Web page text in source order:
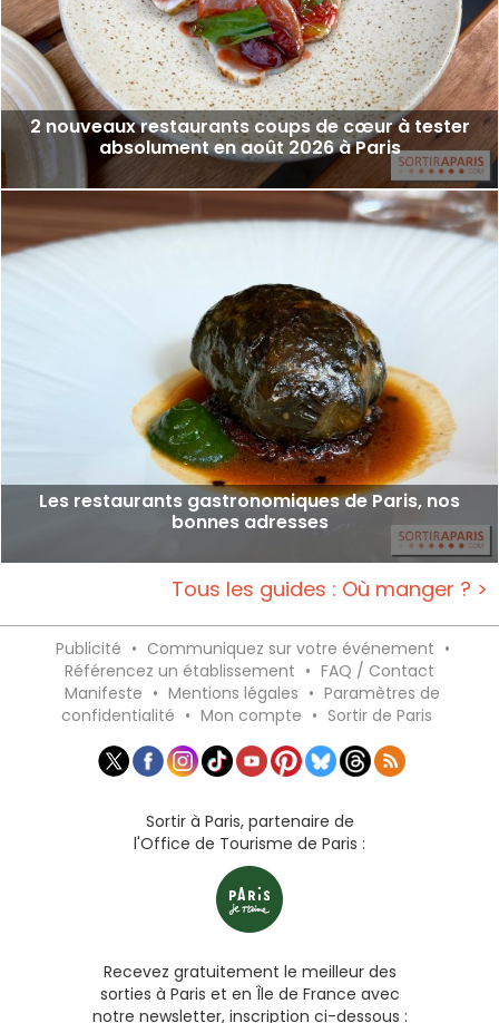
2 nouveaux restaurants coups de cœur à tester
absolument en août 2026 à Paris
Les restaurants gastronomiques de Paris, nos
bonnes adresses
Tous les guides : Où manger ? >
Publicité • Communiquez sur votre événement •
Référencez un établissement • FAQ / Contact
Manifeste • Mentions légales • Paramètres de
confidentialité • Mon compte • Sortir de Paris
Sortir à Paris, partenaire de
l'Office de Tourisme de Paris :
Recevez gratuitement le meilleur des
sorties à Paris et en Île de France avec
notre newsletter, inscription ci-dessous :